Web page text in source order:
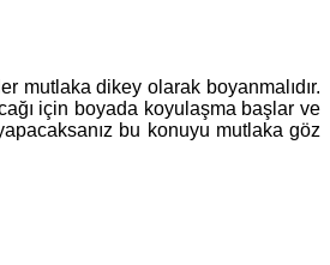
mutlaka dikey olarak boyanmalıdır.
için boyada koyulaşma başlar ve
bu konuyu mutlaka göz